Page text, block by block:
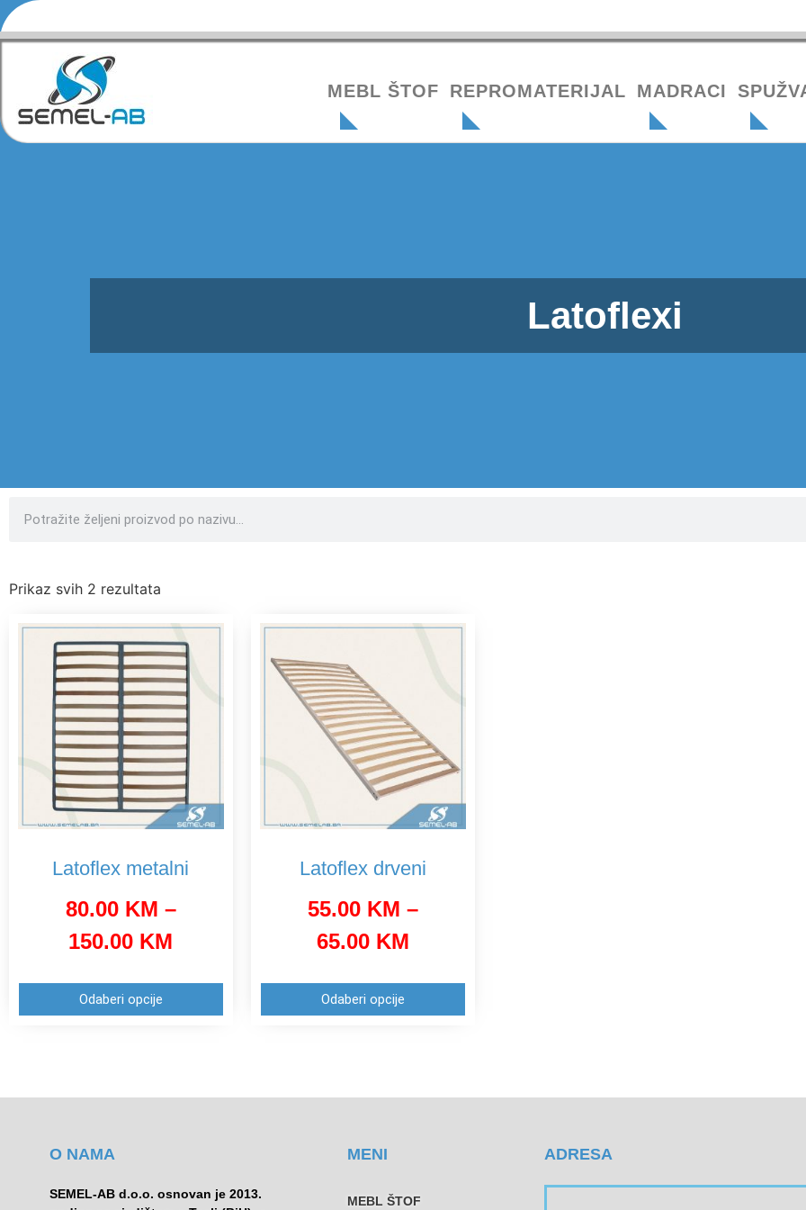
MEBL ŠTOF REPROMATERIJAL MADRACI
Latoflexi
Prikaz svih 2 rezultata
Latoflex metalni
80.00 KM –
150.00 KM
Odaberi opcije
Latoflex drveni
55.00 KM –
65.00 KM
Odaberi opcije
O NAMA
SEMEL-AB d.o.o. osnovan je 2013.
MENI
MEBL ŠTOF
ADRESA